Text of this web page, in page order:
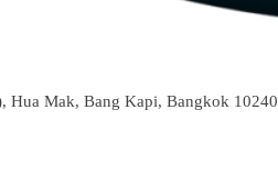
Hua Mak, Bang Kapi, Bangkok 10240